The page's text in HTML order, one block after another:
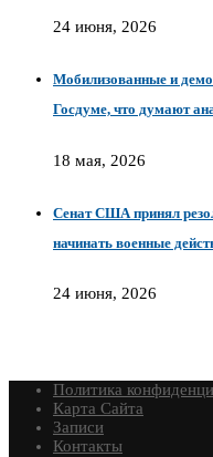
24 июня, 2026
Мобилизованные и
Госдуме, что думают
18 мая, 2026
Сенат США принял
начинать военные
24 июня, 2026
Политика
Карта Сайта
Записи
Контакты